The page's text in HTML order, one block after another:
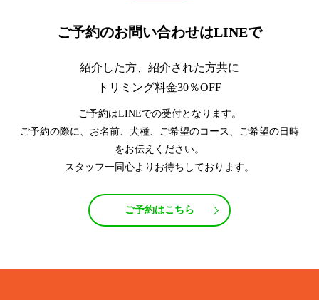
ご予約のお問い合わせはLINEで
紹介した方、紹介された方共に
トリミング料金30％OFF
ご予約はLINEでの受付となります。
ご予約の際に、お名前、犬種、ご希望のコース、ご希望の日時
をお伝えください。
スタッフ一同心よりお待ちしております。
ご予約はこちら